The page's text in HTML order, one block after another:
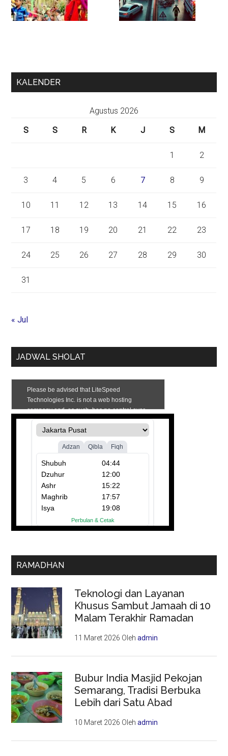
KALENDER
Agustus 2026
S
S R K J S M
1 2
3 4 5 6 7 8 9
10 11 12 13 14 15 16
17 18 19 20 21 22 23
24 25 26 27 28 29 30
31
« Jul
JADWAL SHOLAT
RAMADHAN
Teknologi dan Layanan
Khusus Sambut Jamaah di 10
Malam Terakhir Ramadan
11 Maret 2026 Olehadmin
Bubur India Masjid Pekojan
Semarang, Tradisi Berbuka
Lebih dari Satu Abad
10 Maret 2026 Olehadmin